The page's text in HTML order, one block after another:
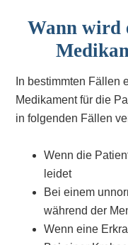
Wann wird
In bestimmten Fällen
Medikament für die
in folgenden Fällen
Wenn die
leidet
Bei einem
während der
Wenn eine